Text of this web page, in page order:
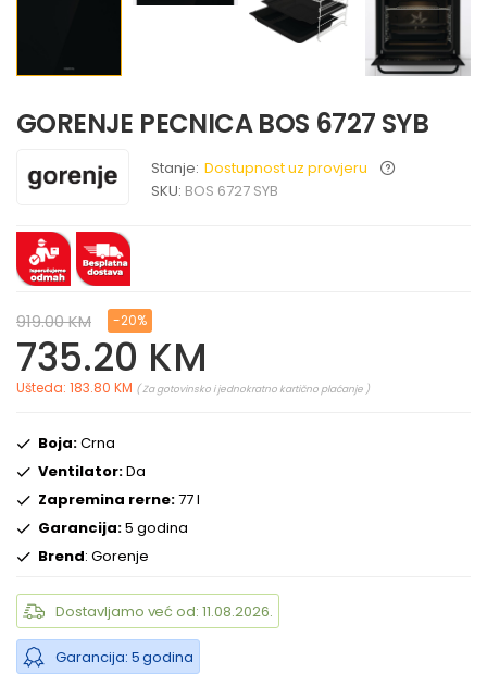
GORENJE PECNICA BOS 6727 SYB
Stanje: Dostupnost uz provjeru
SKU: BOS 6727 SYB
919.00 KM -20%
735.20 KM
Ušteda: 183.80 KM ( Za gotovinsko i jednokratno kartično plaćanje )
Boja:Crna
Ventilator:Da
Zapremina rerne:77 l
Garancija:5 godina
Brend: Gorenje
Dostavljamo već od: 11.08.2026.
Garancija: 5 godina